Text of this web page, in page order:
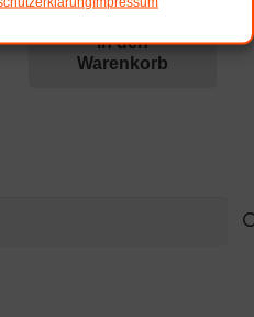
In den
Warenkorb